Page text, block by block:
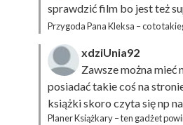
sprawdzić film bo jest też
Przygoda Pana Kleksa – co to
xdziUnia92
Zawsze można mieć
posiadać takie coś na
książki skoro czyta się np
Planer Książkary – ten gadżet